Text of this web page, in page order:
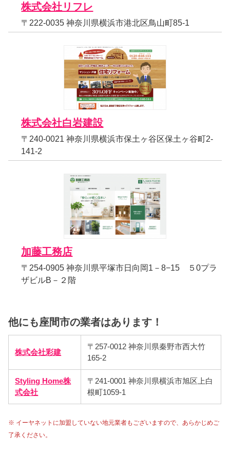
株式会社リフレ
〒222-0035 神奈川県横浜市港北区鳥山町85-1
株式会社白岩建設
〒240-0021 神奈川県横浜市保土ヶ谷区保土ヶ谷町2-
141-2
加藤工務店
〒254-0905 神奈川県平塚市日向岡1－8−15 ５0プラ
ザビルB－２階
他にも座間市の業者はあります！
株式会社彩建
〒257-0012 神奈川県秦野市西大竹
165-2
Styling Home株
式会社
〒241-0001 神奈川県横浜市旭区上白
根町1059-1
※ イーヤネットに加盟していない地元業者もございますので、あらかじめご
了承ください。